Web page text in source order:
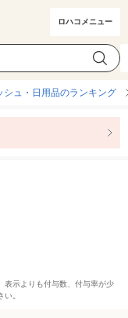
ロハコメニュー
カテゴリ選択
シュ・日用品のランキング
表示よりも付与数、付与率が少
。